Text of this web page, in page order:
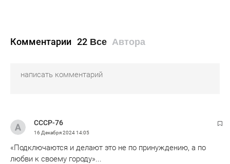
Комментарии 22 Все Автора
СССР-76
16 Декабря 202414:05
«Подключаются и делают это не по принуждению, а по
любви к своему городу»...